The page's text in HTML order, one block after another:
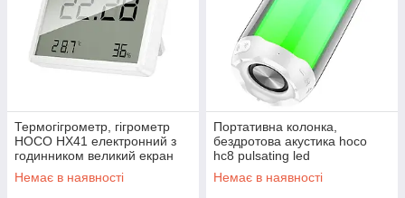
Термогігрометр, гігрометр
HOCO HX41 електронний з
годинником великий екран
білий
Немає в наявності
Портативна колонка,
бездротова акустика hoco
hc8 pulsating led
підсвічування 10w
Немає в наявності